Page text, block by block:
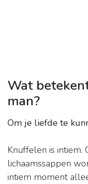
Wat
man?
Om je liefde te
Knuffelen is intiem.
lichaamssappen
intiem moment